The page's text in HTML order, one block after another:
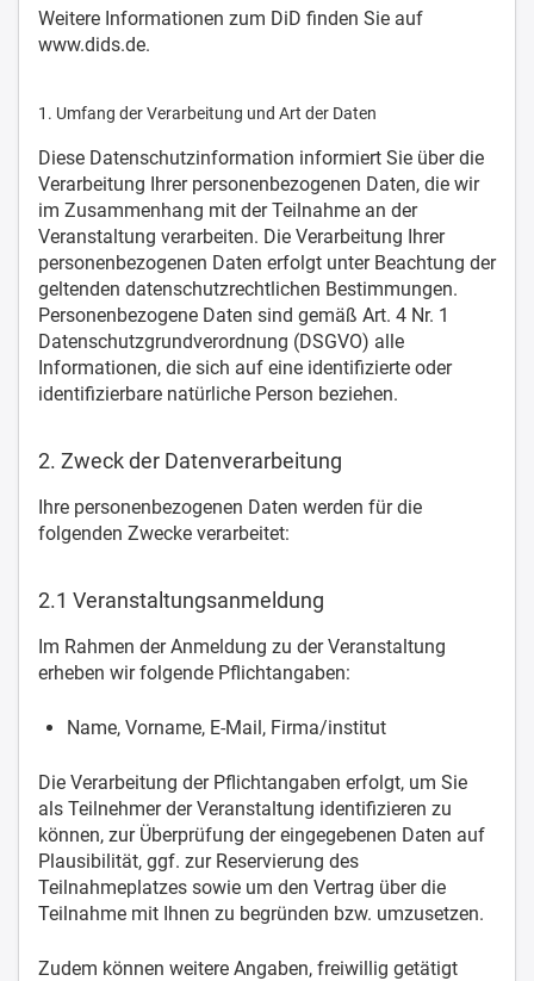
Weitere Informationen zum DiD finden Sie auf
www.dids.de.
1. Umfang der Verarbeitung und Art der Daten
Diese Datenschutzinformation informiert Sie über die
Verarbeitung Ihrer personenbezogenen Daten, die wir
im Zusammenhang mit der Teilnahme an der
Veranstaltung verarbeiten. Die Verarbeitung Ihrer
personenbezogenen Daten erfolgt unter Beachtung der
geltenden datenschutzrechtlichen Bestimmungen.
Personenbezogene Daten sind gemäß Art. 4 Nr. 1
Datenschutzgrundverordnung (DSGVO) alle
Informationen, die sich auf eine identifizierte oder
identifizierbare natürliche Person beziehen.
2. Zweck der Datenverarbeitung
Ihre personenbezogenen Daten werden für die
folgenden Zwecke verarbeitet:
2.1 Veranstaltungsanmeldung
Im Rahmen der Anmeldung zu der Veranstaltung
erheben wir folgende Pflichtangaben:
Name, Vorname, E-Mail, Firma/institut
Die Verarbeitung der Pflichtangaben erfolgt, um Sie
als Teilnehmer der Veranstaltung identifizieren zu
können, zur Überprüfung der eingegebenen Daten auf
Plausibilität, ggf. zur Reservierung des
Teilnahmeplatzes sowie um den Vertrag über die
Teilnahme mit Ihnen zu begründen bzw. umzusetzen.
Zudem können weitere Angaben, freiwillig getätigt